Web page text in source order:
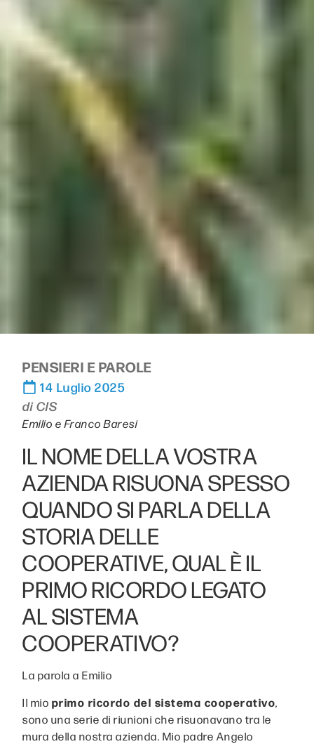
PENSIERI E PAROLE
14 Luglio 2025
diCIS
Emilio e Franco Baresi
IL NOME DELLA VOSTRA
AZIENDA RISUONA SPESSO
QUANDO SI PARLA DELLA
STORIA DELLE
COOPERATIVE, QUAL È IL
PRIMO RICORDO LEGATO
AL SISTEMA
COOPERATIVO?
La parola a Emilio
Il mio primo ricordo del sistema cooperativo,
sono una serie di riunioni che risuonavano tra le
mura della nostra azienda. Mio padre Angelo